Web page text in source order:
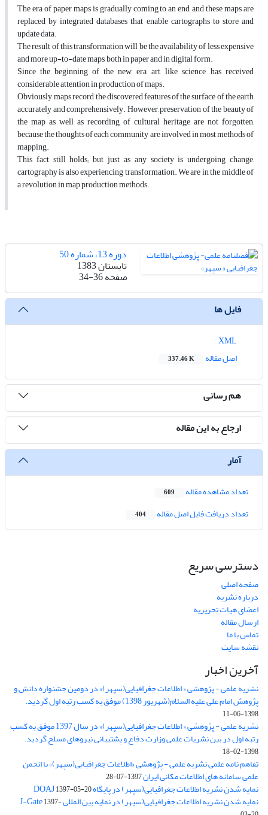
The era of paper maps is gradually coming to an end, and these maps are
replaced by integrated databases that enable cartographs to store and
update data.
The result of this transformation will be the availability of less expensive
and more up-to-date maps, both in paper and in digital form.
Since the beginning of the new era, art, like science, has received
considerable attention in production of maps.
Obviously, maps record the discovered features of the surface of the earth
accurately and comprehensively. However, preservation of the beauty of
the map as well as recording of cultural heritage are not forgotten,
because the thoughts of each community are involved in most methods of
mapping.
This fact still holds; but just as any society is undergoing change,
cartography is also experiencing transformation. We are in the middle of
a revolution in map production methods.
دوره 13، شماره 50
تابستان 1383
صفحه34-36
فایل ها
اصل مقاله
337.46 K
هم رسانی
ارجاع به این مقاله
آمار
تعداد مشاهده مقاله 609
تعداد دریافت فایل اصل مقاله 404
دسترسی سریع
صفحه اصلی
درباره نشریه
اعضای هیات تحریریه
ارسال مقاله
تماس با ما
نقشه سایت
آخرین اخبار
نشریه علمی - پژوهشی « اطلاعات جغرافیایی(سپهر)» در دومین جشنواره دانش و
پژوهش امام علی علیه السلام(شهریور 1398) موفق به کسب رتبه اول گردید.
1398-06-11
نشریه علمی - پژوهشی « اطلاعات جغرافیایی(سپهر)» در سال 1397 موفق به کسب
رتبه اول در بین نشریات علمی وزارت دفاع و پشتیبانی نیروهای مسلح گردید.
1398-02-18
تفاهم نامه علمی نشریه علمی - پژوهشی «اطلاعات جغرافیایی(سپهر)» با انجمن
علمی سامانه های اطلاعات مکانی ایران1397-07-28
نمایه شدن نشریه اطلاعات جغرافیایی(سپهر) در پایگاه DOAJ1397-05-20
نمایه شدن نشریه اطلاعات جغرافیایی(سپهر) در نمایه بین المللی J-Gate1397-